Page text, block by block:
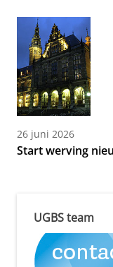
26 juni 2026
Start werving
UGBS team